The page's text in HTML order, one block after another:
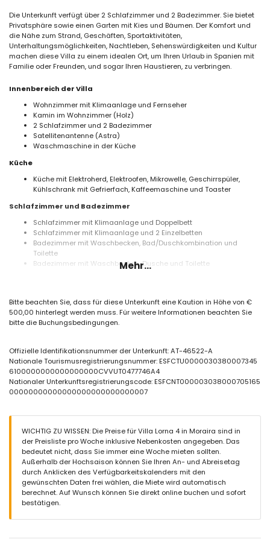
Die Unterkunft verfügt über 2 Schlafzimmer und 2 Badezimmer. Sie bietet
Privatsphäre sowie einen Garten mit Kies und Bäumen. Der Komfort und
die Nähe zum Strand, Geschäften, Sportaktivitäten,
Unterhaltungsmöglichkeiten, Nachtleben, Sehenswürdigkeiten und Kultur
machen diese Villa zu einem idealen Ort, um Ihren Urlaub in Spanien mit
Familie oder Freunden, und sogar Ihren Haustieren, zu verbringen.
Innenbereich der Villa
Wohnzimmer mit Klimaanlage und Fernseher
Kamin im Wohnzimmer (Holz)
2 Schlafzimmer und 2 Badezimmer
Satellitenantenne (Astra)
Waschmaschine in der Küche
Küche
Küche mit Elektroherd, Elektroofen, Mikrowelle, Geschirrspüler,
Kühlschrank mit Gefrierfach, Kaffeemaschine und Toaster
Schlafzimmer und Badezimmer
Schlafzimmer mit Klimaanlage und Doppelbett
Schlafzimmer mit Klimaanlage und 2 Einzelbetten
Badezimmer mit Waschbecken, Bad/Duschkombination und
Toilette
Badezimmer mit Waschbecken, Dusche und Toilette
oval privater Pool mit den Maßen 8m x 4m und 2m Tiefe
Garten mit Kies, Bäumen und Gartenmöbeln mit Liegen
3 Terrassen, von denen 1 überdacht ist
Außendusche
Außen-Sitzbereich und Außen-Essbereich
Dachterrasse
Weitere Informationen
entfernt)
nächster Hafen: Moraira (weniger als 3 Kilometer von der Villa
entfernt)
nächster Flughafen: El Altet - Alicante (weniger als 100 Kilometer
von der Villa entfernt)
zweiter nächster Flughafen: Manises Valencia (> 100 Kilometer)
öffentliche Verkehrsmittel in der Nähe: Zug innerhalb von 5
Kilometern
Mehr...
Bitte beachten Sie, dass für diese Unterkunft eine Kaution in Höhe von €
500,00 hinterlegt werden muss. Für weitere Informationen beachten Sie
bitte die Buchungsbedingungen.
Offizielle Identifikationsnummer der Unterkunft: AT-46522-A
Nationale Tourismusregistrierungsnummer: ESFCTU0000030380007345
6100000000000000000CVVUT0477746A4
Nationaler Unterkunftsregistrierungscode: ESFCNT000003038000705165
00000000000000000000000000007
WICHTIG ZU WISSEN: Die Preise für Villa Lorna 4 in Moraira sind in
der Preisliste pro Woche inklusive Nebenkosten angegeben. Das
bedeutet nicht, dass Sie immer eine Woche mieten sollten.
Außerhalb der Hochsaison können Sie Ihren An- und Abreisetag
durch Anklicken des Verfügbarkeitskalenders mit den
gewünschten Daten frei wählen, die Miete wird automatisch
berechnet. Auf Wunsch können Sie direkt online buchen und sofort
bestätigen.